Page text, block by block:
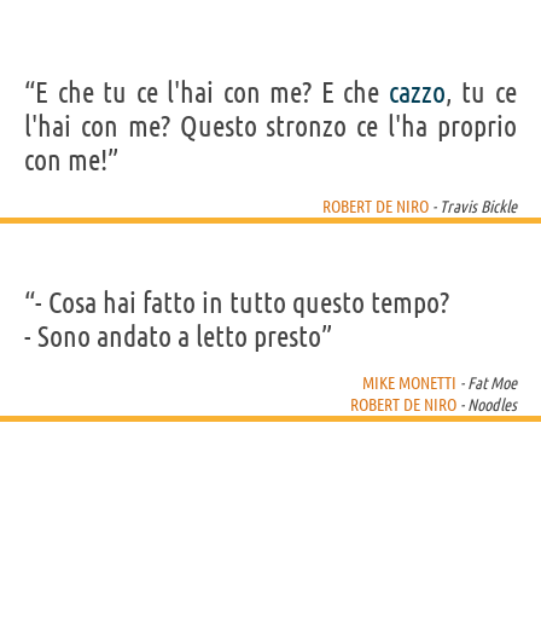
IDENTIKIT E DATI ANAGRAFICI
Nome
Cognome De Niro
17 agosto 1943 a New York
Sesso maschile
produttore cinematografico
Segno zodiacale Leone
“E che tu ce l'hai con me? E che cazzo, tu ce
l'hai con me? Questo stronzo ce l'ha proprio
con me!”
ROBERT DE NIRO - Travis Bickle
“- Cosa hai fatto in tutto questo tempo?
- Sono andato a letto presto”
MIKE MONETTI - Fat Moe
ROBERT DE NIRO - Noodles